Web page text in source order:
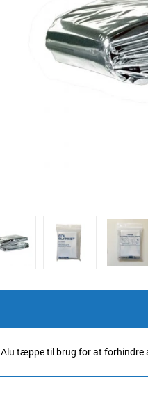
Alu tæppe til brug for at forhindre